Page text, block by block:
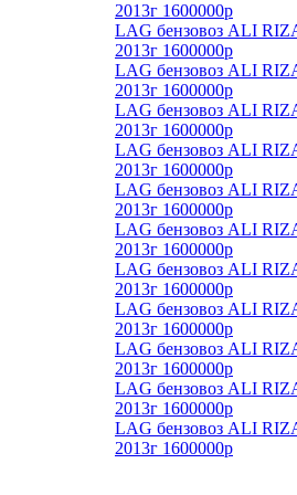
2013г 1600000р
LAG бензовоз ALI
2013г 1600000р
LAG бензовоз ALI
2013г 1600000р
LAG бензовоз ALI
2013г 1600000р
LAG бензовоз ALI
2013г 1600000р
LAG бензовоз ALI
2013г 1600000р
LAG бензовоз ALI
2013г 1600000р
LAG бензовоз ALI
2013г 1600000р
LAG бензовоз ALI
2013г 1600000р
LAG бензовоз ALI
2013г 1600000р
LAG бензовоз ALI
2013г 1600000р
LAG бензовоз ALI
2013г 1600000р